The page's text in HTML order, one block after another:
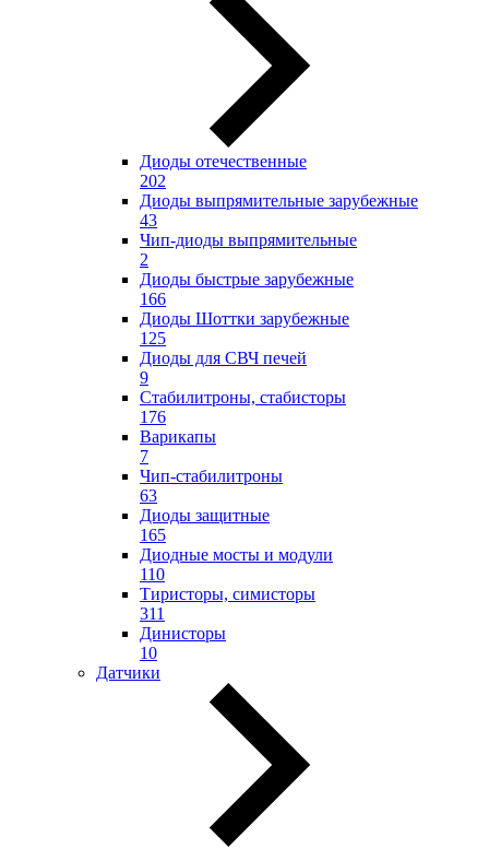
Диоды отечественные
202
Диоды выпрямительные зарубежные
43
Чип-диоды выпрямительные
2
Диоды быстрые зарубежные
166
Диоды Шоттки зарубежные
125
Диоды для СВЧ печей
9
Стабилитроны, стабисторы
176
Варикапы
7
Чип-стабилитроны
63
Диоды защитные
165
Диодные мосты и модули
110
Тиристоры, симисторы
311
Динисторы
10
Датчики